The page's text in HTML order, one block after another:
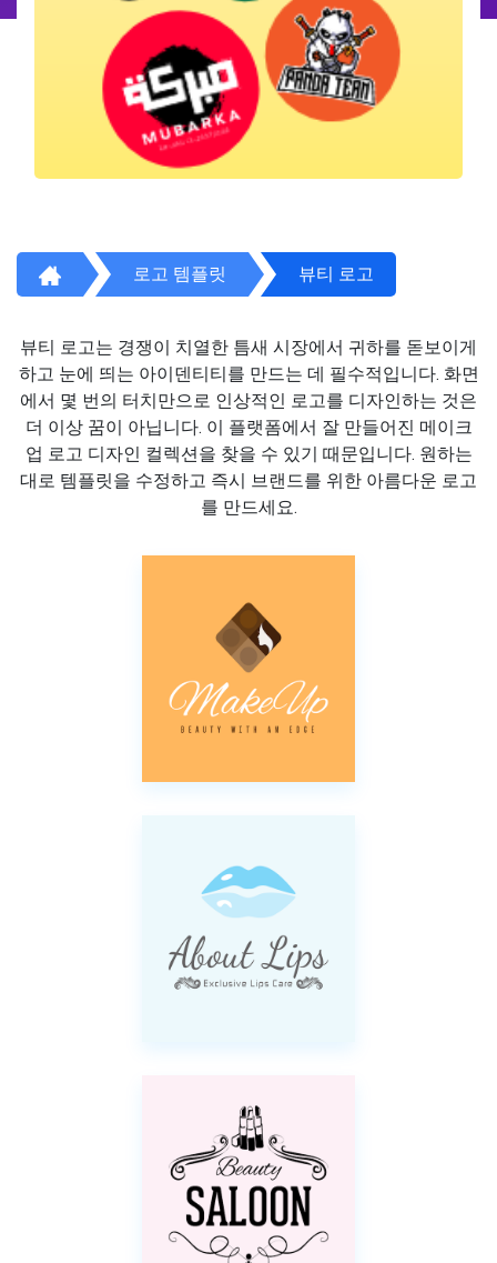
로고 템플릿 뷰티 로고
뷰티 로고는 경쟁이 치열한 틈새 시장에서 귀하를 돋보이게
하고 눈에 띄는 아이덴티티를 만드는 데 필수적입니다. 화면
에서 몇 번의 터치만으로 인상적인 로고를 디자인하는 것은
더 이상 꿈이 아닙니다. 이 플랫폼에서 잘 만들어진 메이크
업 로고 디자인 컬렉션을 찾을 수 있기 때문입니다. 원하는
대로 템플릿을 수정하고 즉시 브랜드를 위한 아름다운 로고
를 만드세요.